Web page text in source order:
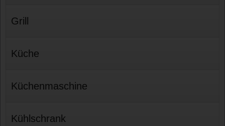
Grill
Küche
Küchenmaschine
Kühlschrank